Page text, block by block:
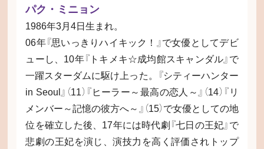
パク・ミニョン
1986年3月4日生まれ。
06年『思いっきりハイキック！』で女優としてデビ
ューし、10年『トキメキ☆成均館スキャンダル』で
一躍スターダムに駆け上った。『シティーハンター
in Seoul』（11）『ヒーラー～最高の恋人～』（14）『リ
メンバー～記憶の彼方へ～』（15）で女優としての地
位を確立した後、17年には時代劇『七日の王妃』で
悲劇の王妃を演じ、演技力を高く評価されトップ